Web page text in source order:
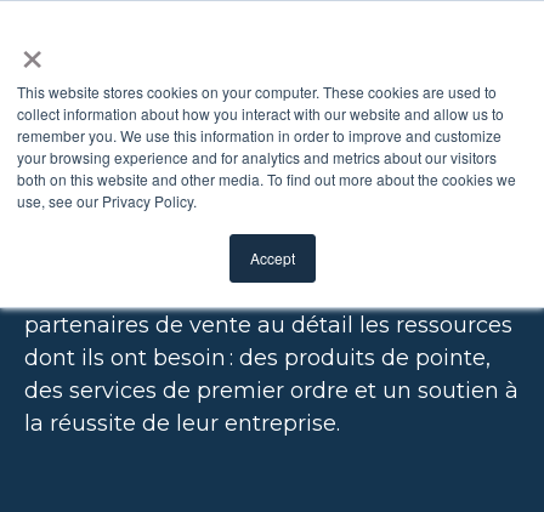
×
This website stores cookies on your computer. These cookies are used to
collect information about how you interact with our website and allow us to
remember you. We use this information in order to improve and customize
your browsing experience and for analytics and metrics about our visitors
both on this website and other media. To find out more about the cookies we
use, see our Privacy Policy.
Accept
DÉTAILLANTS ET
DISTRIBUTEURS
partenaires de vente au détail les ressources
dont ils ont besoin : des produits de pointe,
des services de premier ordre et un soutien à
la réussite de leur entreprise.